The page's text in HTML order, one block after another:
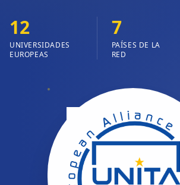
12
UNIVERSIDADES
EUROPEAS
7
PAÍSES DE LA
RED